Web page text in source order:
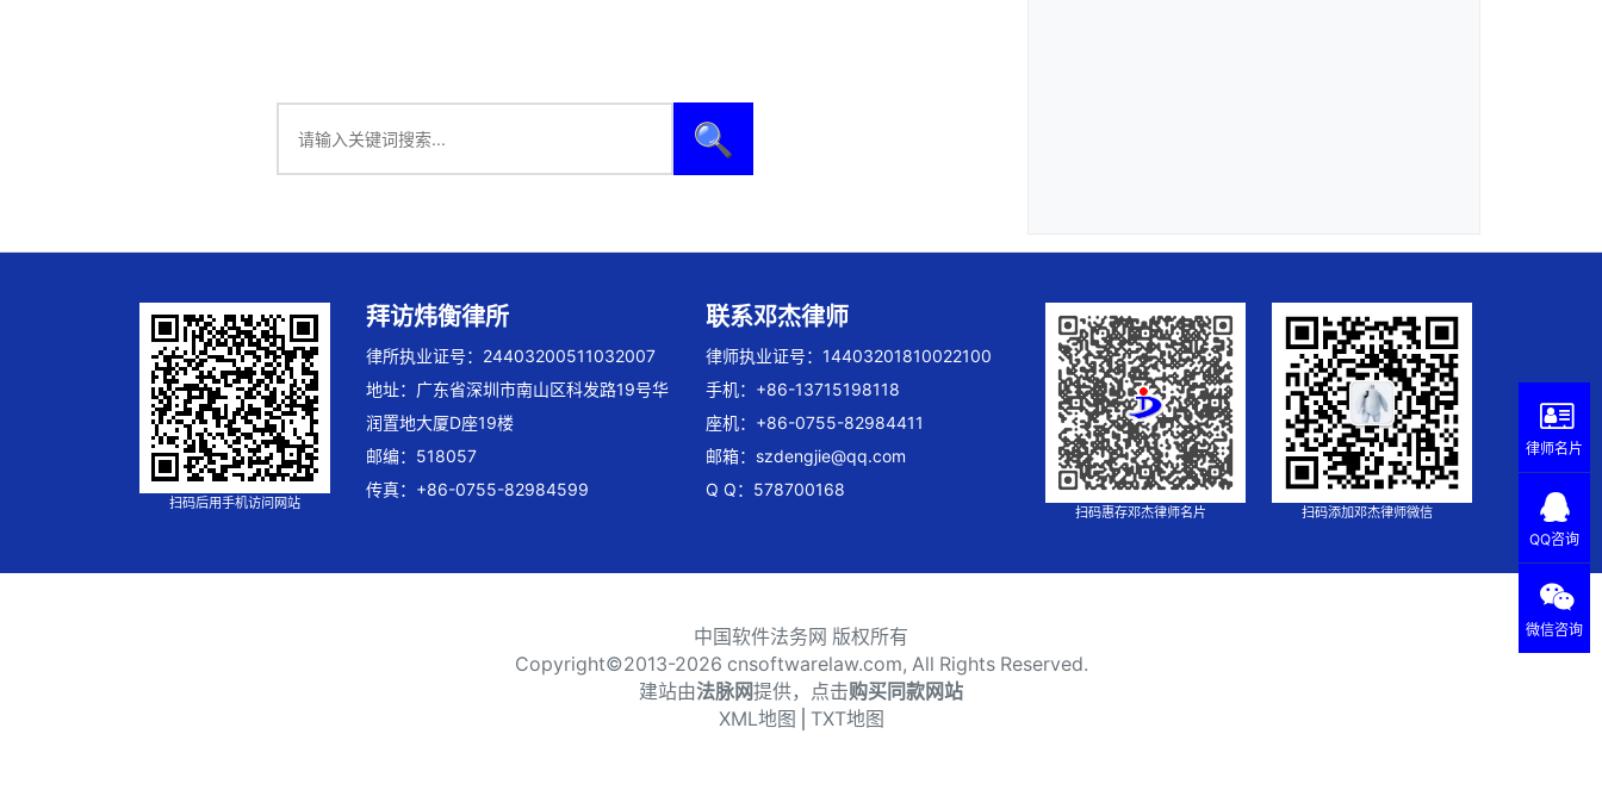
🔍
扫码后用手机访问网站
拜访炜衡律所
律所执业证号：24403200511032007
地址：广东省深圳市南山区科发路19号华
润置地大厦D座19楼
邮编：518057
传真：+86-0755-82984599
联系邓杰律师
律师执业证号：14403201810022100
手机：+86-13715198118
座机：+86-0755-82984411
邮箱： szdengjie@qq.com
Q Q：578700168
扫码惠存邓杰律师名片 扫码添加邓杰律师微信
中国软件法务网 版权所有
Copyright©2013-2026 cnsoftwarelaw.com, All Rights Reserved.
建站由法脉网提供，点击购买同款网站
XML地图 TXT地图
律师名片
QQ咨询
微信咨询